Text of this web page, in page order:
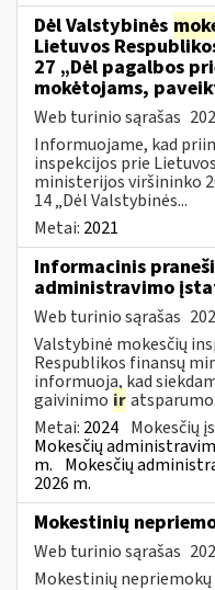
Dėl Valstybinės
Lietuvos
27 „Dėl pagalbos
mokėtojams,
Web turinio sąrašas
Informuojame, kad
inspekcijos prie
ministerijos viršininko
14 „Dėl Valstybinės...
Metai: 2021
Informacinis
administravimo
Web turinio sąrašas
Valstybinė mokesčių
Respublikos finansų
informuoja, kad
gaivinimo ir
Metai: 2024 Mokesčių
Mokesčių
m. Mokesčių
2026 m.
Mokestinių
Web turinio sąrašas
Mokestinių